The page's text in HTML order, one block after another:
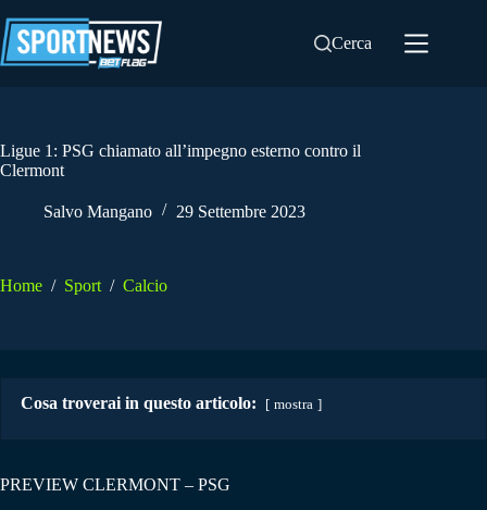
al
contenuto
Cerca
Ligue 1: PSG chiamato all’impegno esterno contro il
Clermont
Salvo Mangano 29 Settembre 2023
Home / Sport / Calcio
Cosa troverai in questo articolo: mostra
PREVIEW CLERMONT – PSG